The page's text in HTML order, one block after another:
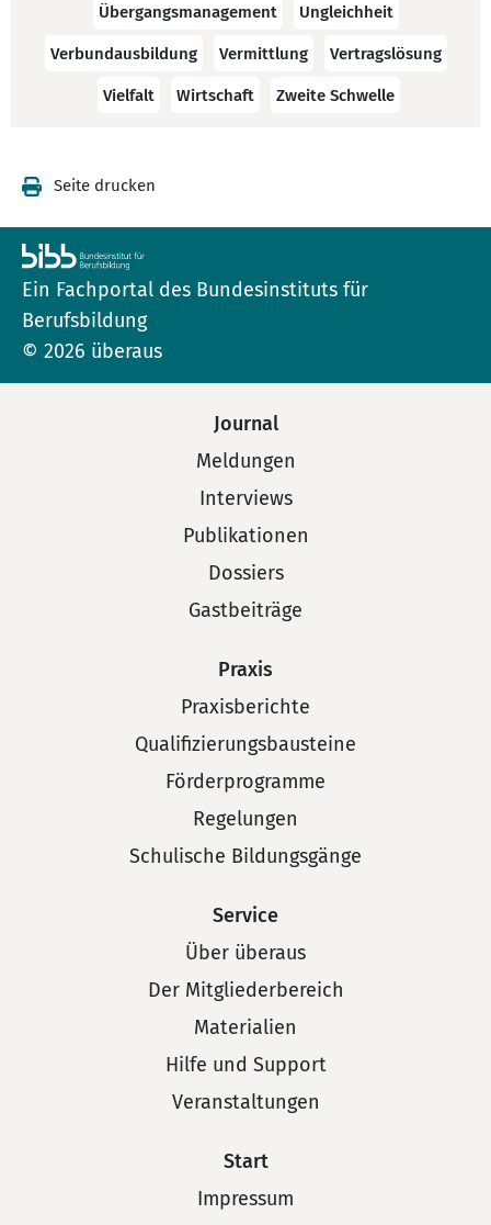
Übergangsmanagement Ungleichheit
Verbundausbildung Vermittlung Vertragslösung
Vielfalt Wirtschaft Zweite Schwelle
Seite drucken
Ein Fachportal des Bundesinstituts für
Berufsbildung
© 2026 überaus
Journal
Meldungen
Interviews
Publikationen
Dossiers
Gastbeiträge
Praxis
Praxisberichte
Qualifizierungsbausteine
Förderprogramme
Regelungen
Schulische Bildungsgänge
Service
Über überaus
Der Mitgliederbereich
Materialien
Hilfe und Support
Veranstaltungen
Start
Impressum